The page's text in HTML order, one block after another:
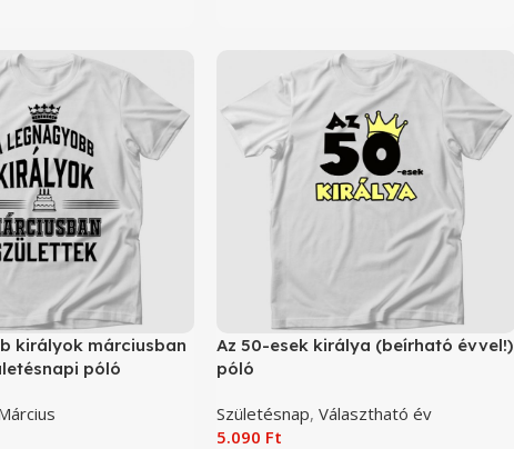
királyok márciusban
póló
Az 50-esek királya (beírható évvel!)
póló
Születésnap, Választható év
5.090 Ft